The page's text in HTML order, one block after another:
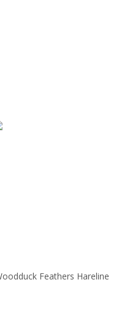
Feathers Hareline